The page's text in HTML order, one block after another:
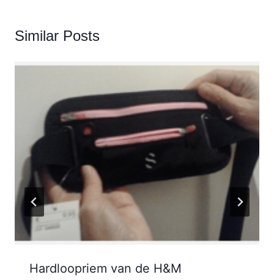
Similar Posts
Hardloopriem van de H&M